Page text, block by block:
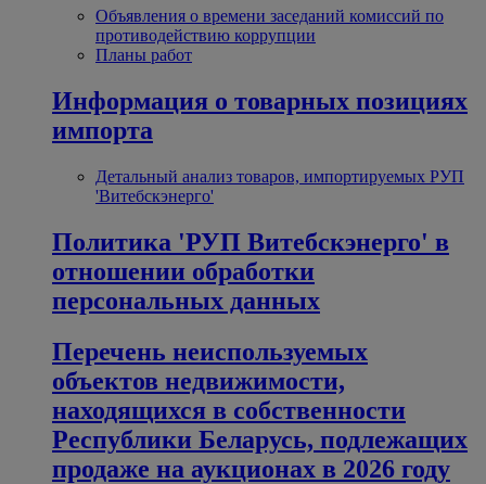
Объявления о времени заседаний комиссий по
противодействию коррупции
Планы работ
Информация о товарных позициях
импорта
Детальный анализ товаров, импортируемых РУП
'Витебскэнерго'
Политика 'РУП Витебскэнерго' в
отношении обработки
персональных данных
Перечень неиспользуемых
объектов недвижимости,
находящихся в собственности
Республики Беларусь, подлежащих
продаже на аукционах в 2026 году